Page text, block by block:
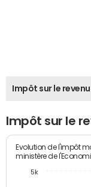
Impôt sur le revenu
Impôt sur le
Evolution de l'impôt
ministère de
5k